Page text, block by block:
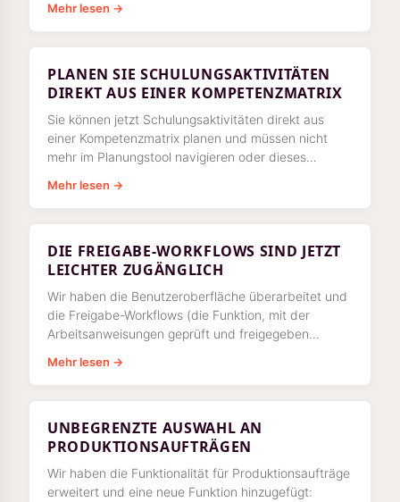
Mehr lesen →
PLANEN SIE SCHULUNGSAKTIVITÄTEN
DIREKT AUS EINER KOMPETENZMATRIX
Sie können jetzt Schulungsaktivitäten direkt aus
einer Kompetenzmatrix planen und müssen nicht
mehr im Planungstool navigieren oder dieses
Mehr lesen →
DIE FREIGABE-WORKFLOWS SIND JETZT
LEICHTER ZUGÄNGLICH
Wir haben die Benutzeroberfläche überarbeitet und
die Freigabe-Workflows (die Funktion, mit der
Arbeitsanweisungen geprüft und freigegeben
Mehr lesen →
UNBEGRENZTE AUSWAHL AN
PRODUKTIONSAUFTRÄGEN
Wir haben die Funktionalität für Produktionsaufträge
erweitert und eine neue Funktion hinzugefügt: